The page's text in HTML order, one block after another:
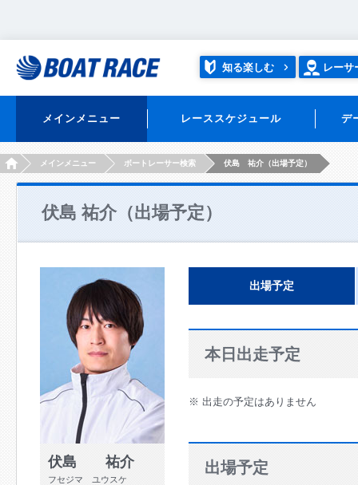
知る楽しむ レーサ
メインメニュー レーススケジュール デ
HOMEメインメニュー ボートレーサー検索 伏島 祐介（出場予定）
伏島 祐介（出場予定）
伏島 祐介
フセジマ ユウスケ
出場予定
本日出走予定
※ 出走の予定はありません
出場予定